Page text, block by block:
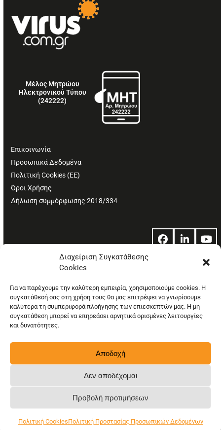
Διαχείριση Συγκατάθεσης
Cookies
Για να παρέχουμε την καλύτερη εμπειρία, χρησιμοποιούμε cookies. Η
συγκατάθεσή σας στη χρήση τους θα μας επιτρέψει να γνωρίσουμε
καλύτερα τη συμπεριφορά πλοήγησης των επιεσκεπτών μας. Η μη
συγκατάθεση μπορεί να επηρεάσει αρνητικά ορισμένες λειτουργίες
και δυνατότητες.
Αποδοχή
Δεν αποδέχομαι
Προβολή προτιμήσεων
Πολιτική CookiesΠολιτική Προστασίας Προσωπικών Δεδομένων
Μέλος Μητρώου
Ηλεκτρονικού Τύπου
(242222)
Επικοινωνία
Προσωπικά Δεδομένα
Πολιτική Cookies (ΕΕ)
Όροι Χρήσης
Δήλωση συμμόρφωσης 2018/334
Facebook
LinkedIn
© Copyright: Ethos Media S.A.